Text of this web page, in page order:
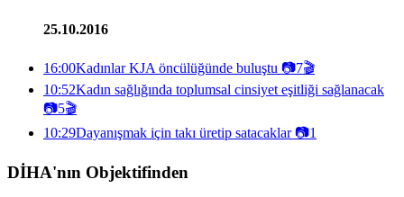
25.10.2016
16:00Kadınlar KJA öncülüğünde buluştu 📷7🎬
10:52Kadın sağlığında toplumsal cinsiyet eşitliği sağlanacak
📷5🎬
10:29Dayanışmak için takı üretip satacaklar📷1
DİHA'nın Objektifinden